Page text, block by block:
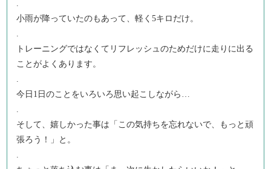
小雨が降っていたのもあって、軽く5キロだけ。
トレーニングではなくてリフレッシュのためだけに走りに出る
ことがよくあります。
今日1日のことをいろいろ思い起こしながら…
そして、嬉しかった事は「この気持ちを忘れないで、もっと頑
張ろう！」と。